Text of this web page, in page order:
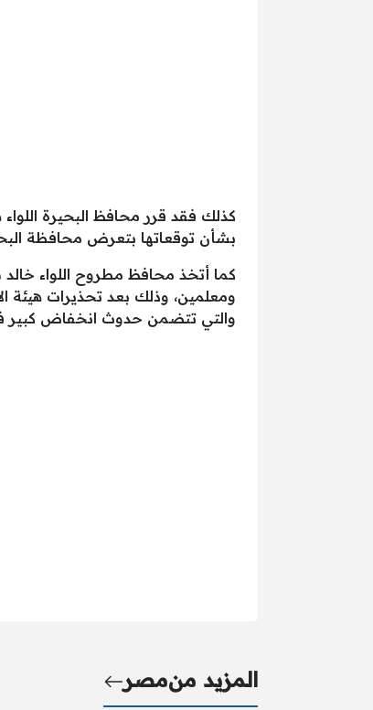
كذلك فقد قرر محافظ البحيرة
بشأن توقعاتها بتعرض محافظة
كما أتخذ محافظ مطروح اللواء
ومعلمين، وذلك بعد تحذيرات هيئة
والتي تتضمن حدوث انخفاض كبير
المزيد منمصر